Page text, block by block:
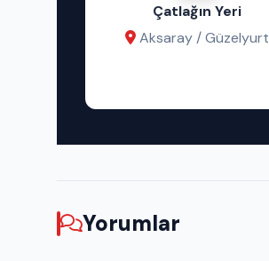
Çatlağın Yeri
Aksaray / Güzelyurt
Yorumlar